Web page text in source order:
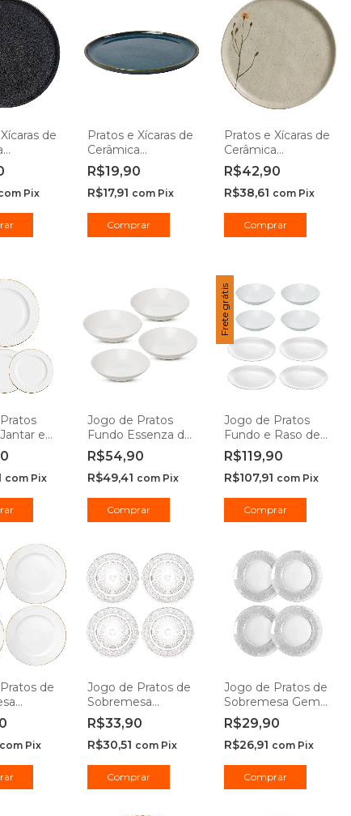
de
Dove -
Pix
Pratos e Xícaras de
Cerâmica
Stoneware
Oceano - Porto
Brasil
R$19,90
R$17,91 com Pix
Comprar
Pratos e Xícaras de
Cerâmica
Stoneware
Campestre - Porto
Brasil
R$42,90
R$38,61 com Pix
Comprar
em
Fio
-
com Pix
Jogo de Pratos
Fundo Essenza de
Jantar em Opaline
20 cm - Rojemac
Profissional
R$54,90
R$49,41 com Pix
Comprar
Frete grátis
Jogo de Pratos
Fundo e Raso de
Jantar Essenza
Opaline 20cm e
27cm - Rojemac
R$119,90
R$107,91 com Pix
Comprar
de
Royal
de
-
com Pix
Jogo de Pratos de
Sobremesa
Império em Vidro
18cm - Hauskraft
R$33,90
R$30,51 com Pix
Comprar
Jogo de Pratos de
Sobremesa Gema
Plus de Vidro 19cm
- Durax
R$29,90
R$26,91 com Pix
Comprar